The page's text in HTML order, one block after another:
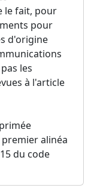
le fait, pour
pour
d'origine
les
à l'article
alinéa
du code